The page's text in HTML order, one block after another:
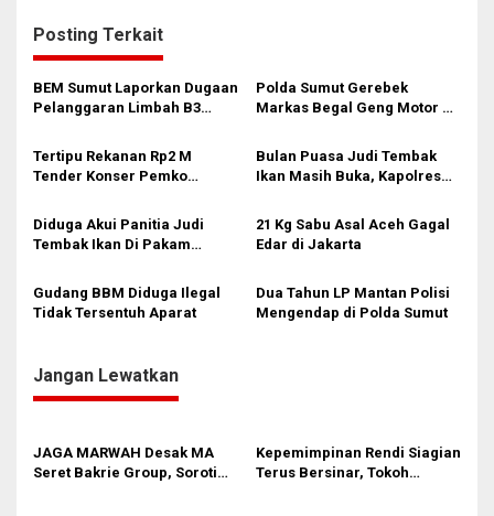
a
s
i
o
Posting Terkait
BEM Sumut Laporkan Dugaan
Pelanggaran Limbah B3
Sumut
Polda Sumut Gerebek
Markas Begal Geng Motor di
dan 3 Ditembak
Tertipu Rekanan Rp2 M
Tender Konser Pemko
Tahun Mangkrak di Poldasu
Bulan Puasa Judi Tembak
Ikan Masih Buka, Kapolres
Diduga Akui Panitia Judi
Tembak Ikan Di Pakam
21 Kg Sabu Asal Aceh Gagal
Edar di Jakarta
Gudang BBM Diduga Ilegal
Tidak Tersentuh Aparat
Dua Tahun LP Mantan Polisi
Mengendap di Polda Sumut
Jangan Lewatkan
JAGA MARWAH Desak MA
Seret Bakrie Group, Soroti
Kepemimpinan Rendi Siagian
Terus Bersinar, Tokoh